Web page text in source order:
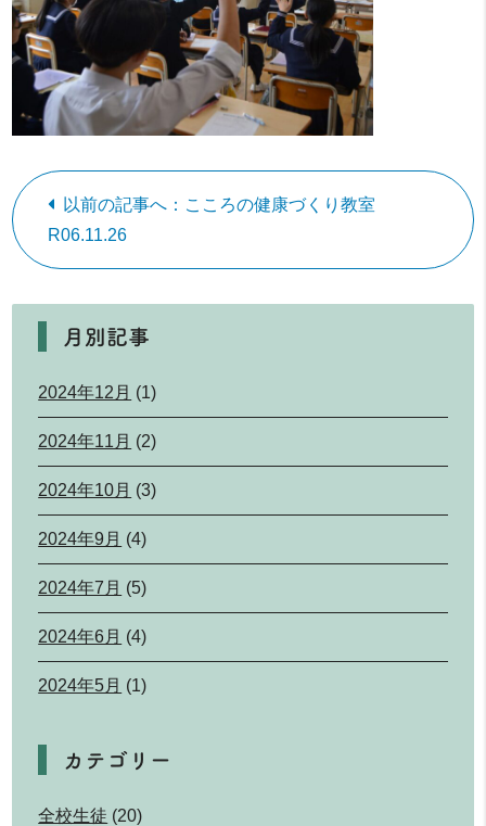
以前の記事へ：こころの健康づくり教室
R06.11.26
月別記事
2024年12月 (1)
2024年11月 (2)
2024年10月 (3)
2024年9月 (4)
2024年7月 (5)
2024年6月 (4)
2024年5月 (1)
カテゴリー
全校生徒 (20)